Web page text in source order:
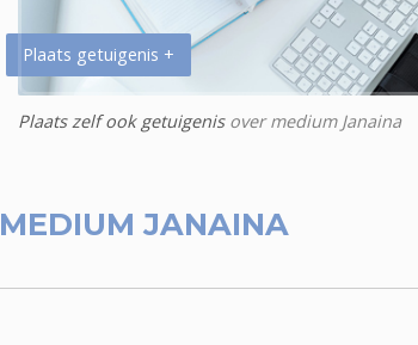
Plaats getuigenis +
Plaats zelf ook getuigenisover medium Janaina
MEDIUM JANAINA